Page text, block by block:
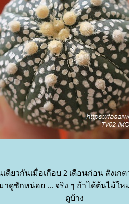
ดียวกันเมื่อเกือบ 2 เดือนก่อน สังเก
าดูซักหน่อย ... จริง ๆ ถ้าได้ต้นไม้ใ
ดูบ้าง